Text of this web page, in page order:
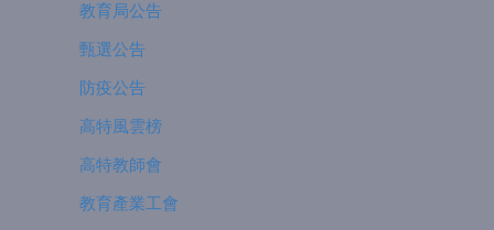
教育局公告
甄選公告
防疫公告
高特風雲榜
高特教師會
教育產業工會